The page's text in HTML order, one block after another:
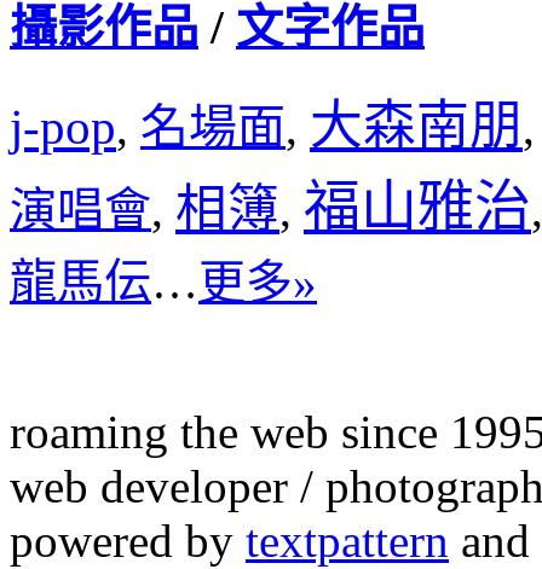
攝影作品 / 文字作品
j-pop, 名場面, 大森南朋
演唱會, 相簿, 福山雅治
龍馬伝…更多»
roaming the web since
web developer /
powered by textpattern